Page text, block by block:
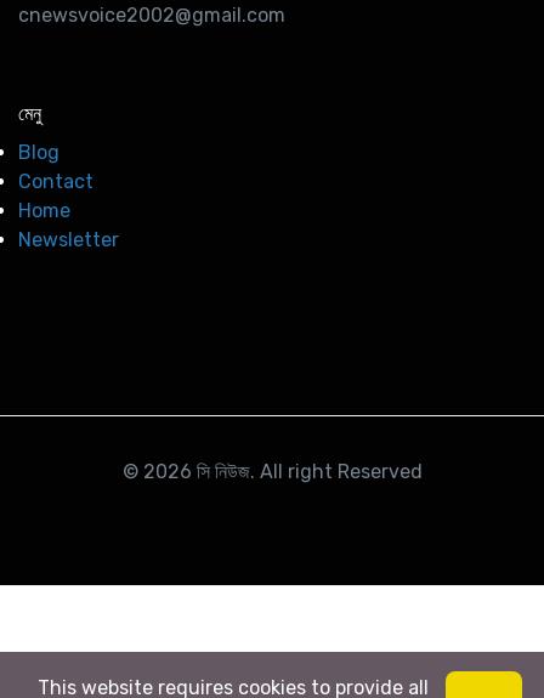
cnewsvoice2002@gmail.com
মেনু
Blog
Contact
Home
Newsletter
© 2026 সি নিউজ. All right Reserved
This website requires cookies to provide all